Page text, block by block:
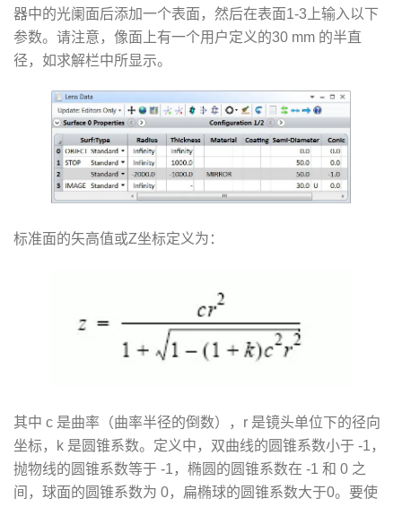
器中的光阑面后添加一个表面，然后在表面1-3上输入以下
参数。请注意，像面上有一个用户定义的30 mm 的半直
径，如求解栏中所显示。
标准面的矢高值或Z坐标定义为：
其中 c 是曲率（曲率半径的倒数），r 是镜头单位下的径向
坐标，k 是圆锥系数。定义中，双曲线的圆锥系数小于 -1，
抛物线的圆锥系数等于 -1，椭圆的圆锥系数在 -1 和 0 之
间，球面的圆锥系数为 0，扁椭球的圆锥系数大于0。要使